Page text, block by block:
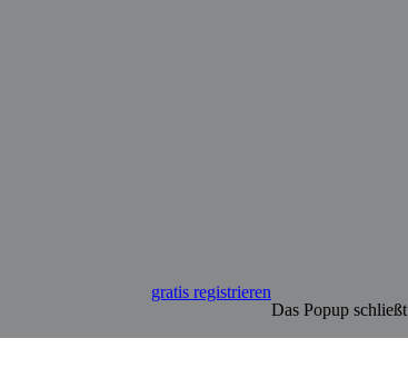
gratis registrieren
Das Popup schließt